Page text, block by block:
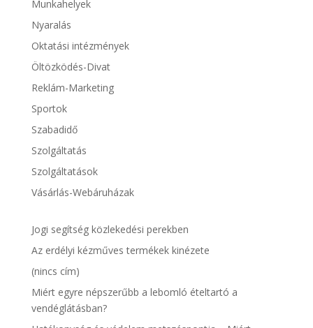
Munkahelyek
Nyaralás
Oktatási intézmények
Öltözködés-Divat
Reklám-Marketing
Sportok
Szabadidő
Szolgáltatás
Szolgáltatások
Vásárlás-Webáruházak
Jogi segítség közlekedési perekben
Az erdélyi kézműves termékek kinézete
(nincs cím)
Miért egyre népszerűbb a lebomló ételtartó a
vendéglátásban?